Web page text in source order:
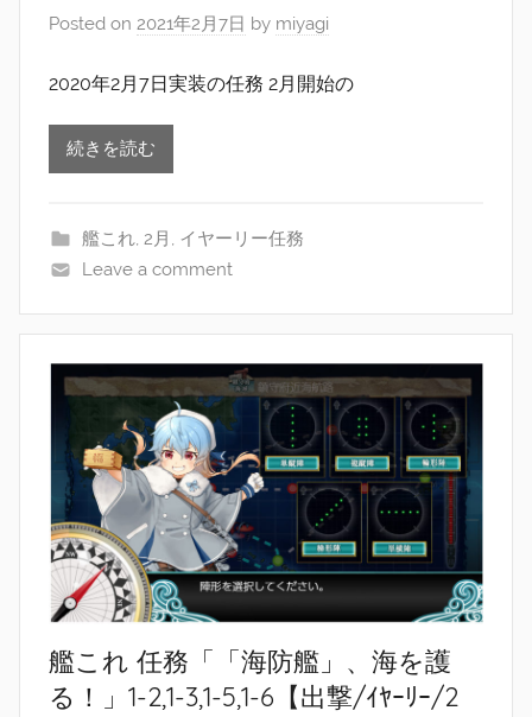
Posted on 2021年2月7日 by miyagi
2020年2月7日実装の任務 2月開始の
続きを読む
艦これ, 2月 , イヤーリー任務
Leave a comment
艦これ 任務「「海防艦」、海を護
る！」1-2,1-3,1-5,1-6【出撃/ｲﾔｰﾘｰ/2